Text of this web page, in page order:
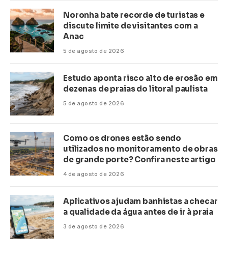
Noronha bate recorde de turistas e
discute limite de visitantes com a
Anac
5 de agosto de 2026
Estudo aponta risco alto de erosão em
dezenas de praias do litoral paulista
5 de agosto de 2026
Como os drones estão sendo
utilizados no monitoramento de obras
de grande porte? Confira neste artigo
4 de agosto de 2026
Aplicativos ajudam banhistas a checar
a qualidade da água antes de ir à praia
3 de agosto de 2026